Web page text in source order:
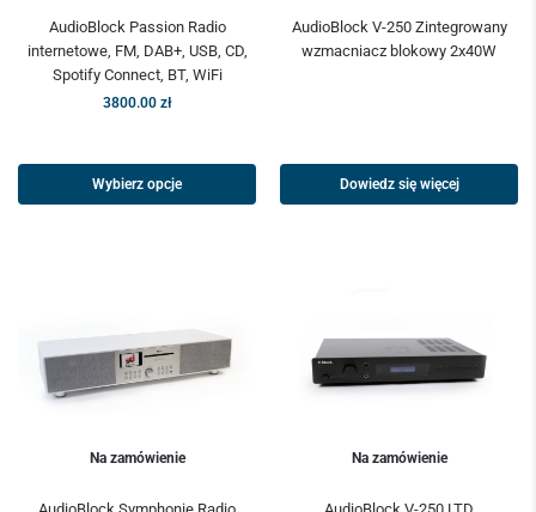
AudioBlock Passion Radio
internetowe, FM, DAB+, USB, CD,
Spotify Connect, BT, WiFi
3800.00 zł
Wybierz opcje
AudioBlock V-250 Zintegrowany
wzmacniacz blokowy 2x40W
Dowiedz się więcej
Na zamówienie Na zamówienie